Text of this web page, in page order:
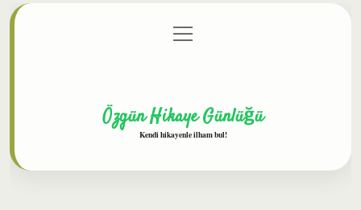
Gizlilik Politikası
menüyü
aç
Özgün Hikaye Günlüğü
Kendi hikayenle ilham bul!